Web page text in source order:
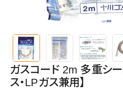
ガスコード 2m 多重シ
ス・LPガス兼用】